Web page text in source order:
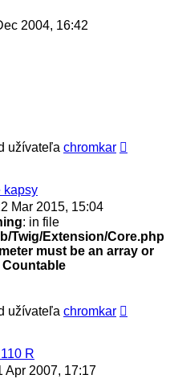
2004, 16:42
užívateľa chromkar
kapsy
Mar 2015, 15:04
: in file
Twig/Extension/Core.php
must be an array or
užívateľa chromkar
R
Apr 2007, 17:17